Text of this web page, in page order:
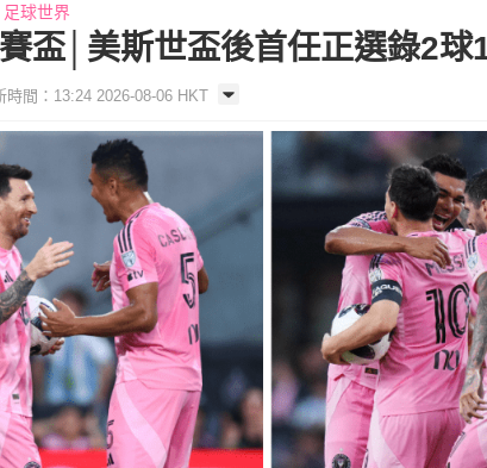
足球世界
盃│美斯世盃後首任正選錄2
時間：13:24 2026-08-06 HKT